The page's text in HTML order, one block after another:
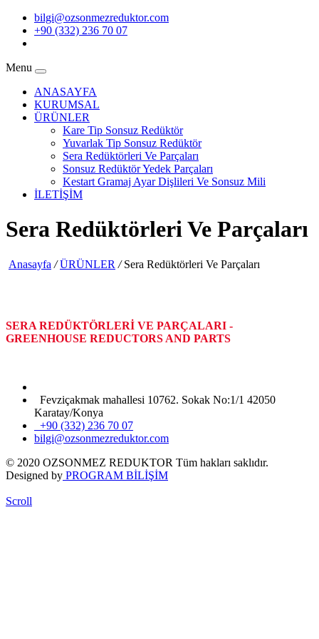
bilgi@ozsonmezreduktor.com
+90 (332) 236 70 07
Menu
ANASAYFA
KURUMSAL
ÜRÜNLER
Kare Tip Sonsuz Redüktör
Yuvarlak Tip Sonsuz Redüktör
Sera Redüktörleri Ve Parçaları
Sonsuz Redüktör Yedek Parçaları
Kestart Gramaj Ayar Dişlileri Ve Sonsuz Mili
İLETİŞİM
Sera Redüktörleri Ve Parçaları
Anasayfa / ÜRÜNLER /Sera Redüktörleri Ve Parçaları
SERA REDÜKTÖRLERİ VE PARÇALARI -
GREENHOUSE REDUCTORS AND PARTS
Fevziçakmak mahallesi 10762. Sokak No:1/1 42050
Karatay/Konya
+90 (332) 236 70 07
bilgi@ozsonmezreduktor.com
© 2020 OZSONMEZ REDUKTOR Tüm hakları saklıdır.
Designed by PROGRAM BİLİŞİM
Scroll